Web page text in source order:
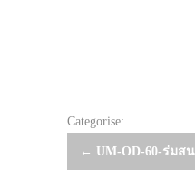
Categorise:
Post
← UM-OD-60-ร่มส